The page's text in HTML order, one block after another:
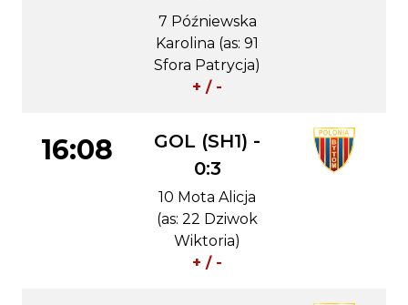
7 Późniewska
Karolina (as: 91
Sfora Patrycja)
+ / -
16:08
GOL (SH1) -
0:3
10 Mota Alicja
(as: 22 Dziwok
Wiktoria)
+ / -